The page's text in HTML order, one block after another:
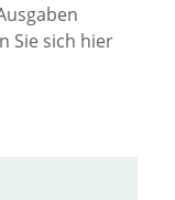
Sie sich hier